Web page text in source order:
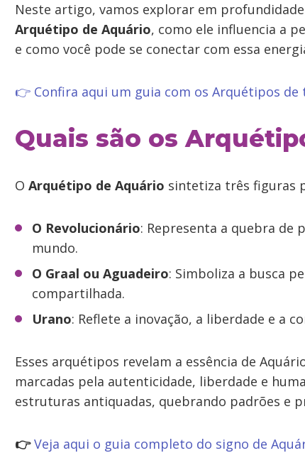
Neste artigo, vamos explorar em
Arquétipo de Aquário, como ele influencia a
e como você pode se conectar com essa
👉 Confira aqui um guia com os Arquétipos de
Quais são os
O Arquétipo de Aquário sintetiza três figuras
O Revolucionário: Representa a quebra de
mundo.
O Graal ou Aguadeiro: Simboliza a busca
compartilhada.
Urano: Reflete a inovação, a liberdade e a
Esses arquétipos revelam a essência de
marcadas pela autenticidade, liberdade e
estruturas antiquadas, quebrando padrões e
👉Veja aqui o guia completo do signo de